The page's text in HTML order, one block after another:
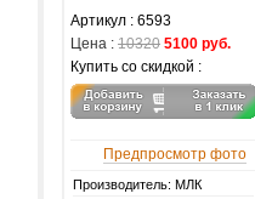
Артикул : 6593
Цена : 10320 5100 руб.
Купить со скидкой :
Предпросмотр фото
Производитель: МЛК